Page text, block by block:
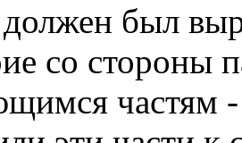
был
со стороны
частям